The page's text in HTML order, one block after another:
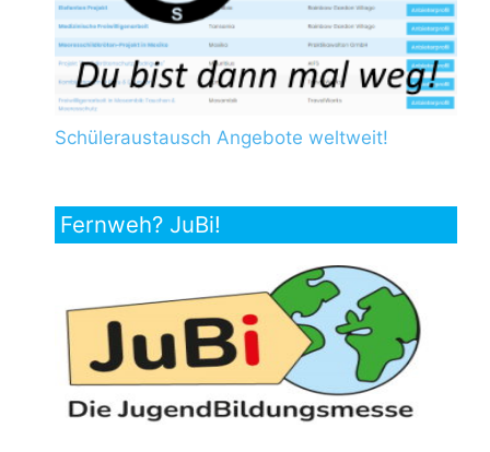
Schüleraustausch Angebote weltweit!
Fernweh? JuBi!